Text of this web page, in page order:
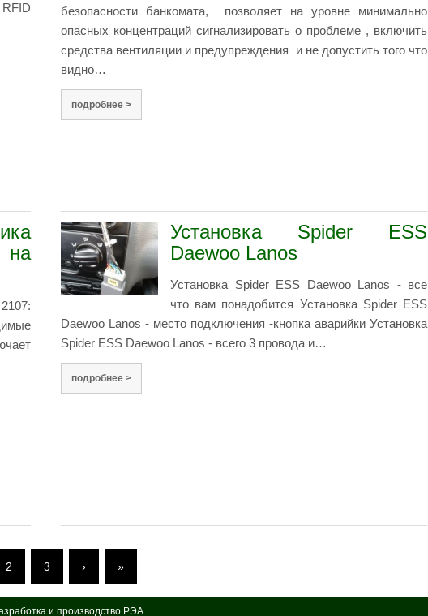
безопасности банкомата, позволяет на уровне минимально
опасных концентраций сигнализировать о проблеме , включить
средства вентиляции и предупреждения и не допустить того что
видно…
подробнее >
на
Установка Spider ESS
Daewoo Lanos
Установка Spider ESS Daewoo Lanos - все
что вам понадобится Установка Spider ESS
Daewoo Lanos - место подключения -кнопка аварийки Установка
Spider ESS Daewoo Lanos - всего 3 провода и…
подробнее >
2 3 › »
и производство РЭА